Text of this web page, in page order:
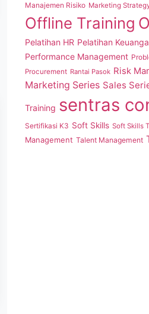
Manajemen Risiko Marketing
Offline Training
Pelatihan HR Pelatihan
Performance Management
Procurement Rantai Pasok Risk
Marketing Series Sales
Training sentras
Sertifikasi K3 Soft Skills Soft Skills
Management Talent Management